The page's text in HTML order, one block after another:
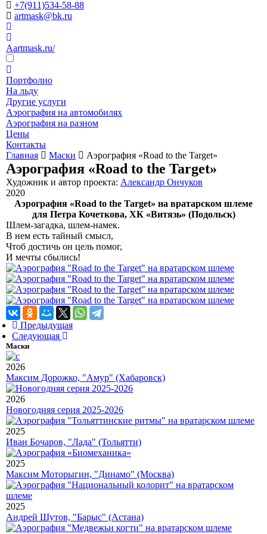
+7(911)534-58-88
artmask@bk.ru
Aartmask.ru/
Портфолио
На льду
Другие услуги
Аэрография на автомобилях
Аэрография на разном
Цены
Контакты
Главная
Маски Аэрография «Road to the Target»
Аэрография «Road to the Target»
Художник и автор проекта: Александр Ончуков
2020
Аэрография «Road to the Target» на вратарском шлеме
для Петра Кочеткова, ХК «Витязь» (Подольск)
Шлем-загадка, шлем-намек.
В нем есть тайный смысл,
Чтоб достичь он цель помог,
И мечты сбылись!
Предыдущая
Следующая
Маски
2026
Максим Дорожко, "Амур" (Хабаровск)
2026
Новогодняя серия 2025-2026
2025
Иван Бочаров, "Лада" (Тольятти)
2025
Максим Моторыгин, "Динамо" (Москва)
2025
Андрей Шутов, "Барыс" (Астана)